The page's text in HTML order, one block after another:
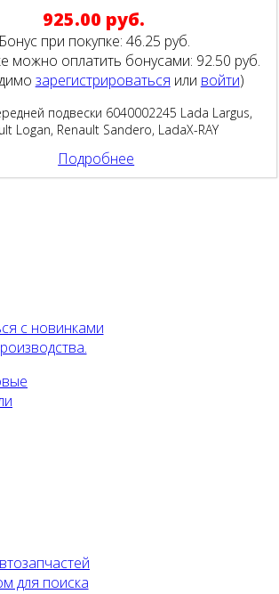
925.00 руб.
Бонус при покупке: 46.25 руб.
можно оплатить бонусами: 92.50 руб.
зарегистрироваться или войти)
подвески 6040002245 Lada Largus,
Logan, Renault Sandero, LadaX-RAY
Подробнее
с новинками
для поиска